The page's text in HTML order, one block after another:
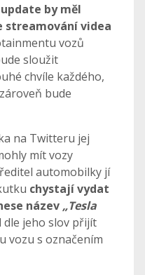
by měl
streamování videa
vozů
sloužit
chvíle každého,
bude
na Twitteru jej
mít vozy
automobilky jí
chystají vydat
název „Tesla
dle jeho slov přijít
vozu s označením